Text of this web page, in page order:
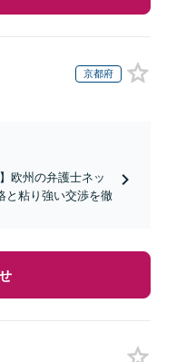
京都府
欧州の弁護士ネッ
と粘り強い交渉を徹